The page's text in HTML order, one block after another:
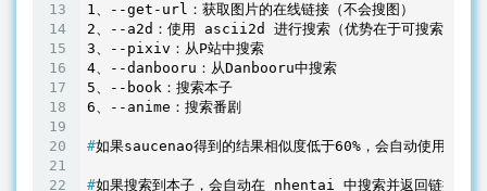
1、--get-url：获取图片的在线链接（不会搜图）
2、--a2d：使用 ascii2d 进行搜索（优势在于可搜索局部
3、--pixiv：从P站中搜索
4、--danbooru：从Danbooru中搜索
5、--book：搜索本子
#如果saucenao得到的结果相似度低于60%，会自动使用
#如果搜索到本子，会自动在 nhentai 中搜索并返回链接(如